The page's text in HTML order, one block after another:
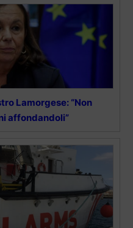
Lamorgese: “Non
affondandoli”